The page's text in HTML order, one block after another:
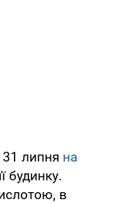
31 липня на
будинку.
в